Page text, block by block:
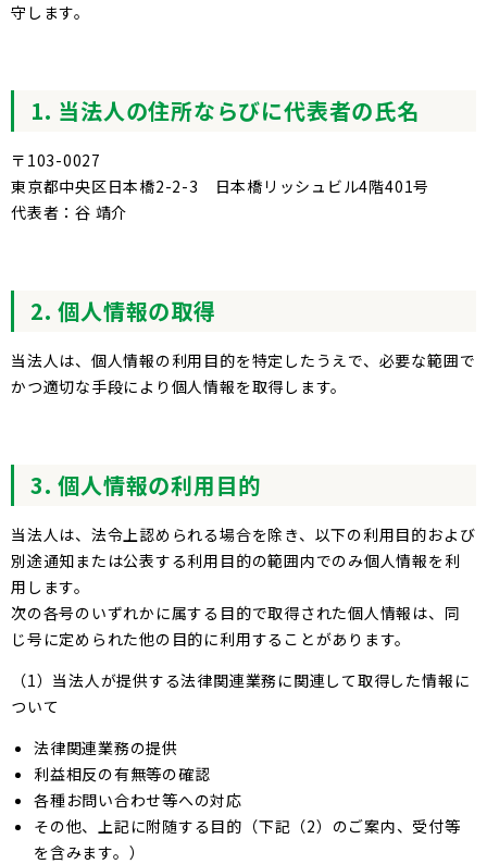
守します。
1. 当法人の住所ならびに代表者の氏名
〒103-0027
東京都中央区日本橋2-2-3 日本橋リッシュビル4階401号
代表者：谷 靖介
2. 個人情報の取得
当法人は、個人情報の利用目的を特定したうえで、必要な範囲で
かつ適切な手段により個人情報を取得します。
3. 個人情報の利用目的
当法人は、法令上認められる場合を除き、以下の利用目的および
別途通知または公表する利用目的の範囲内でのみ個人情報を利
用します。
次の各号のいずれかに属する目的で取得された個人情報は、同
じ号に定められた他の目的に利用することがあります。
（1）当法人が提供する法律関連業務に関連して取得した情報に
ついて
法律関連業務の提供
利益相反の有無等の確認
各種お問い合わせ等への対応
その他、上記に附随する目的（下記（2）のご案内、受付等
を含みます。）